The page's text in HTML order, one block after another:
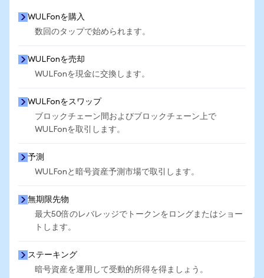
WULFonを購入
数回のタップで始められます。
WULFonを売却
WULFonを現金に交換します。
WULFonをスワップ
ブロックチェーン間およびブロックチェーン上で
WULFonを取引します。
予測
WULFonと暗号資産予測市場で取引します。
無期限先物
最大50倍のレバレッジでトークンをロングまたはショー
トします。
ステーキング
暗号資産を運用して受動的所得を得ましょう。